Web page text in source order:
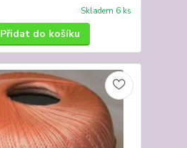
Skladem 6 ks
Přidat do košíku